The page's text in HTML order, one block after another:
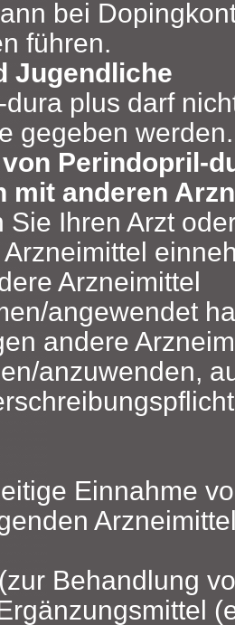
bei
führen.
Jugendliche
plus darf
gegeben werden.
Perindopril-
mit anderen
Sie Ihren Arzt
Arzneimittel
angewendet
andere
anzuwenden,
Einnahme
Behandlung